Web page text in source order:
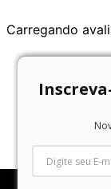
Carregando